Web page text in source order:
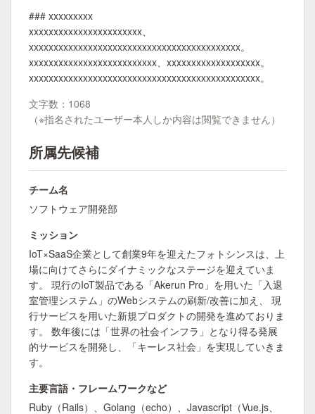
### xxxxxxxxx
xxxxxxxxxxxxxxxxxxxxxxx、
xxxxxxxxxxxxxxxxxxxxxxxxxxxxxxxxxxxxxxxxxxx。
xxxxxxxxxxxxxxxxxxxxxxxxxx、xxxxxxxxxxxxxxxxxxx。
xxxxxxxxxxxxxxxxxxxxxxxxxxxxxxxxxxxxxxxxxxxxxxx。
文字数：1068
（※指名されたユーザー本人しか内容は閲覧できません）
所属先候補
チーム名
ソフトウェア開発部
ミッション
IoT×SaaS企業として創業9年を迎えたフォトシンスは、上
場に向けてさらにダイナミックなステージを迎えていま
す。 現行のIoT製品である「Akerun Pro」を用いた「入退
室管理システム」のWebシステムの刷新/改善に加え、 現
行サービスを用いた新規プロダクトの開発を進めておりま
す。 数年後には「世界の社会インフラ」となり得る発展
的サービスを開発し、「キーレス社会」を実現していきま
す。
主要言語・フレームワークなど
Ruby（Rails）、Golang（echo）、Javascript（Vue.js、